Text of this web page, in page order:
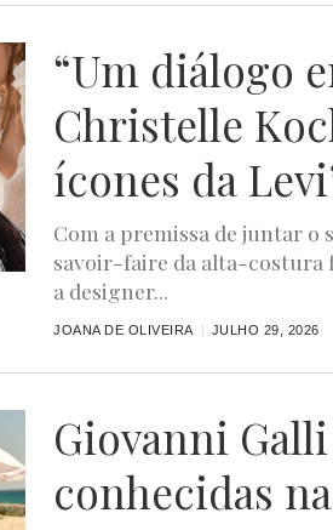
“Um diálogo
Christelle
ícones da
Com a premissa de juntar o
savoir-faire da alta-costura
a designer...
JOANA DE OLIVEIRA JULHO 29, 2026
Giovanni
conhecidas